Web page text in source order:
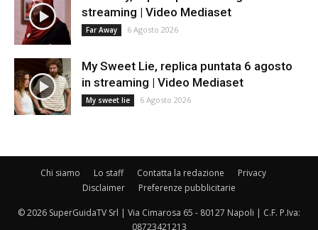
streaming | Video Mediaset
Far Away 6 Agosto 2026
My Sweet Lie, replica puntata 6 agosto
in streaming | Video Mediaset
My sweet lie 6 Agosto 2026
Chi siamo Lo staff Contatta la redazione
Privacy
Disclaimer
Preferenze pubblicitarie
© 2026 SuperGuidaTV Srl | Via Cimarosa 65 - 80127 Napoli | C.F. P.Iva:
08723421213